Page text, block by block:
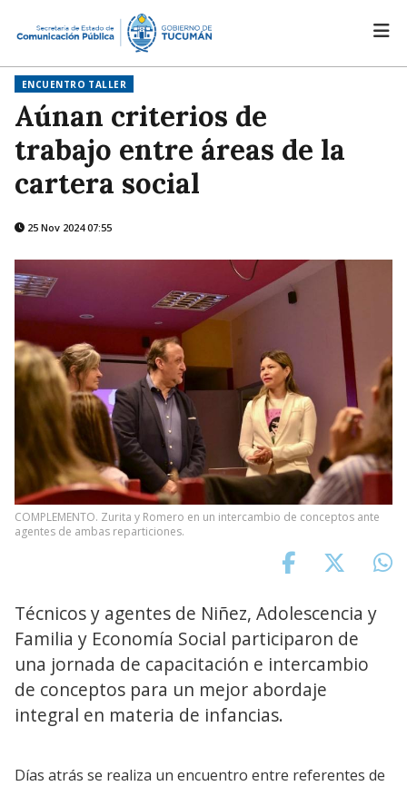
ENCUENTRO TALLER
Aúnan criterios de
trabajo entre áreas de la
cartera social
25 Nov 2024 07:55
COMPLEMENTO. Zurita y Romero en un intercambio de conceptos ante
agentes de ambas reparticiones.
Técnicos y agentes de Niñez, Adolescencia y
Familia y Economía Social participaron de
una jornada de capacitación e intercambio
de conceptos para un mejor abordaje
integral en materia de infancias.
Días atrás se realiza un encuentro entre referentes de